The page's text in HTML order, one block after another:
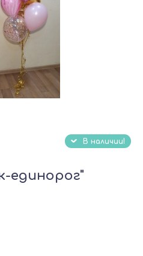
В наличии!
единорог"